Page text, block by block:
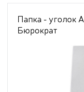
Папка - уголок
Бюрократ